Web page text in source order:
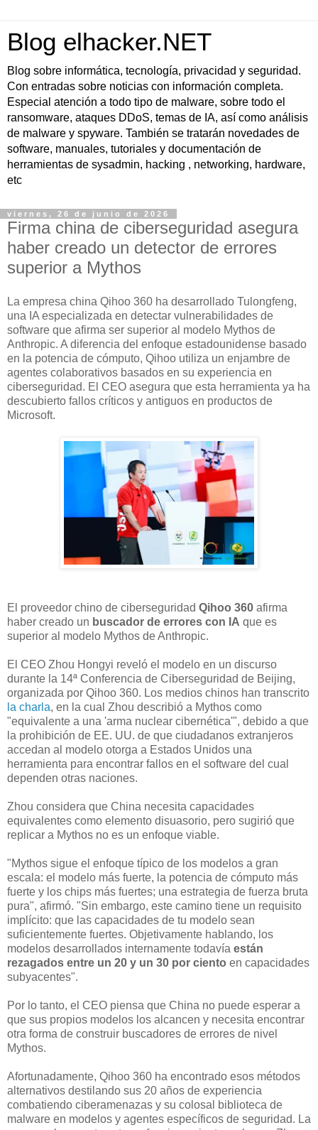
Blog elhacker.NET
Blog sobre informática, tecnología, privacidad y seguridad.
Con entradas sobre noticias con información completa.
Especial atención a todo tipo de malware, sobre todo el
ransomware, ataques DDoS, temas de IA, así como análisis
de malware y spyware. También se tratarán novedades de
software, manuales, tutoriales y documentación de
herramientas de sysadmin, hacking , networking, hardware,
etc
viernes, 26 de junio de 2026
Firma china de ciberseguridad asegura
haber creado un detector de errores
superior a Mythos
La empresa china Qihoo 360 ha desarrollado Tulongfeng,
una IA especializada en detectar vulnerabilidades de
software que afirma ser superior al modelo Mythos de
Anthropic. A diferencia del enfoque estadounidense basado
en la potencia de cómputo, Qihoo utiliza un enjambre de
agentes colaborativos basados en su experiencia en
ciberseguridad. El CEO asegura que esta herramienta ya ha
descubierto fallos críticos y antiguos en productos de
Microsoft.
El proveedor chino de ciberseguridad Qihoo 360 afirma
haber creado un buscador de errores con IA que es
superior al modelo Mythos de Anthropic.
El CEO Zhou Hongyi reveló el modelo en un discurso
durante la 14ª Conferencia de Ciberseguridad de Beijing,
organizada por Qihoo 360. Los medios chinos han transcrito
la charla, en la cual Zhou describió a Mythos como
"equivalente a una 'arma nuclear cibernética'", debido a que
la prohibición de EE. UU. de que ciudadanos extranjeros
accedan al modelo otorga a Estados Unidos una
herramienta para encontrar fallos en el software del cual
dependen otras naciones.
Zhou considera que China necesita capacidades
equivalentes como elemento disuasorio, pero sugirió que
replicar a Mythos no es un enfoque viable.
"Mythos sigue el enfoque típico de los modelos a gran
escala: el modelo más fuerte, la potencia de cómputo más
fuerte y los chips más fuertes; una estrategia de fuerza bruta
pura", afirmó. "Sin embargo, este camino tiene un requisito
implícito: que las capacidades de tu modelo sean
suficientemente fuertes. Objetivamente hablando, los
modelos desarrollados internamente todavía están
rezagados entre un 20 y un 30 por ciento en capacidades
subyacentes".
Por lo tanto, el CEO piensa que China no puede esperar a
que sus propios modelos los alcancen y necesita encontrar
otra forma de construir buscadores de errores de nivel
Mythos.
Afortunadamente, Qihoo 360 ha encontrado esos métodos
alternativos destilando sus 20 años de experiencia
combatiendo ciberamenazas y su colosal biblioteca de
malware en modelos y agentes específicos de seguridad. La